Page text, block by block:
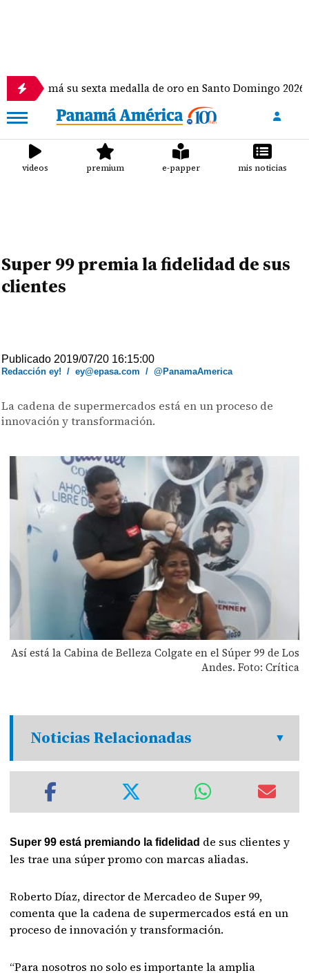
su sexta medalla de oro en Santo Domingo 2026
videos premium e-papper mis noticias
Super 99 premia la fidelidad de sus
clientes
Publicado 2019/07/20 16:15:00
Redacción ey! /ey@epasa.com /@PanamaAmerica
La cadena de supermercados está en un proceso de
innovación y transformación.
Así está la Cabina de Belleza Colgate en el Súper 99 de Los
Andes. Foto: Crítica
Noticias Relacionadas
Super 99 está premiando la fidelidad de sus clientes y
les trae una súper promo con marcas aliadas.
Roberto Díaz, director de Mercadeo de Super 99,
comenta que la cadena de supermercados está en un
proceso de innovación y transformación.
“Para nosotros no solo es importante la amplia